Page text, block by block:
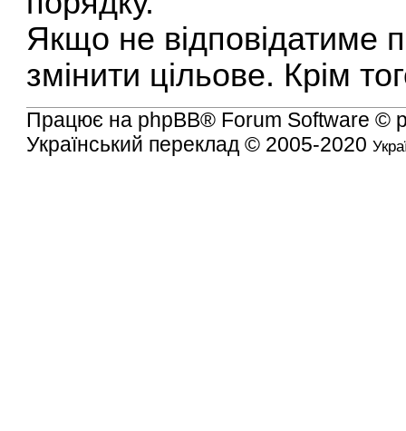
Якщо не відповідатиме
змінити цільове. Крім
Працює на phpBB® Forum Software ©
Український переклад © 2005-2020